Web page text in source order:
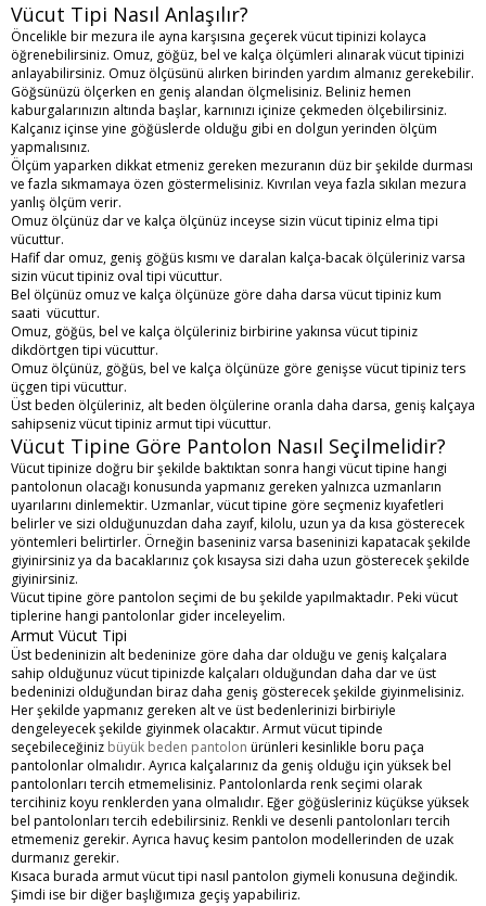
Vücut Tipi Nasıl Anlaşılır?
Öncelikle bir mezura ile ayna karşısına geçerek vücut tipinizi kolayca
öğrenebilirsiniz. Omuz, göğüz, bel ve kalça ölçümleri alınarak vücut tipinizi
anlayabilirsiniz. Omuz ölçüsünü alırken birinden yardım almanız gerekebilir.
Göğsünüzü ölçerken en geniş alandan ölçmelisiniz. Beliniz hemen
kaburgalarınızın altında başlar, karnınızı içinize çekmeden ölçebilirsiniz.
Kalçanız içinse yine göğüslerde olduğu gibi en dolgun yerinden ölçüm
yapmalısınız.
Ölçüm yaparken dikkat etmeniz gereken mezuranın düz bir şekilde durması
ve fazla sıkmamaya özen göstermelisiniz. Kıvrılan veya fazla sıkılan mezura
yanlış ölçüm verir.
Omuz ölçünüz dar ve kalça ölçünüz inceyse sizin vücut tipiniz elma tipi
vücuttur.
Hafif dar omuz, geniş göğüs kısmı ve daralan kalça-bacak ölçüleriniz varsa
sizin vücut tipiniz oval tipi vücuttur.
Bel ölçünüz omuz ve kalça ölçünüze göre daha darsa vücut tipiniz kum
saati vücuttur.
Omuz, göğüs, bel ve kalça ölçüleriniz birbirine yakınsa vücut tipiniz
dikdörtgen tipi vücuttur.
Omuz ölçünüz, göğüs, bel ve kalça ölçünüze göre genişse vücut tipiniz ters
üçgen tipi vücuttur.
Üst beden ölçüleriniz, alt beden ölçülerine oranla daha darsa, geniş kalçaya
sahipseniz vücut tipiniz armut tipi vücuttur.
Vücut Tipine Göre Pantolon Nasıl Seçilmelidir?
Vücut tipinize doğru bir şekilde baktıktan sonra hangi vücut tipine hangi
pantolonun olacağı konusunda yapmanız gereken yalnızca uzmanların
uyarılarını dinlemektir. Uzmanlar, vücut tipine göre seçmeniz kıyafetleri
belirler ve sizi olduğunuzdan daha zayıf, kilolu, uzun ya da kısa gösterecek
yöntemleri belirtirler. Örneğin baseniniz varsa baseninizi kapatacak şekilde
giyinirsiniz ya da bacaklarınız çok kısaysa sizi daha uzun gösterecek şekilde
giyinirsiniz.
Vücut tipine göre pantolon seçimi de bu şekilde yapılmaktadır. Peki vücut
tiplerine hangi pantolonlar gider inceleyelim.
Armut Vücut Tipi
Üst bedeninizin alt bedeninize göre daha dar olduğu ve geniş kalçalara
sahip olduğunuz vücut tipinizde kalçaları olduğundan daha dar ve üst
bedeninizi olduğundan biraz daha geniş gösterecek şekilde giyinmelisiniz.
Her şekilde yapmanız gereken alt ve üst bedenlerinizi birbiriyle
dengeleyecek şekilde giyinmek olacaktır. Armut vücut tipinde
seçebileceğiniz büyük beden pantolon ürünleri kesinlikle boru paça
pantolonlar olmalıdır. Ayrıca kalçalarınız da geniş olduğu için yüksek bel
pantolonları tercih etmemelisiniz. Pantolonlarda renk seçimi olarak
tercihiniz koyu renklerden yana olmalıdır. Eğer göğüsleriniz küçükse yüksek
bel pantolonları tercih edebilirsiniz. Renkli ve desenli pantolonları tercih
etmemeniz gerekir. Ayrıca havuç kesim pantolon modellerinden de uzak
durmanız gerekir.
Kısaca burada armut vücut tipi nasıl pantolon giymeli konusuna değindik.
Şimdi ise bir diğer başlığımıza geçiş yapabiliriz.